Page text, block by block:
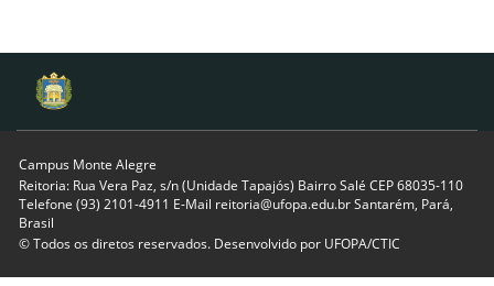
Campus Monte Alegre
Reitoria: Rua Vera Paz, s/n (Unidade Tapajós) Bairro Salé CEP 68035-110
Telefone (93) 2101-4911 E-Mail reitoria@ufopa.edu.br Santarém, Pará,
Brasil
© Todos os diretos reservados. Desenvolvido por UFOPA/CTIC